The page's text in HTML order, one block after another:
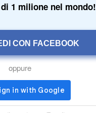
1 milione nel mondo!
CON FACEBOOK
oppure